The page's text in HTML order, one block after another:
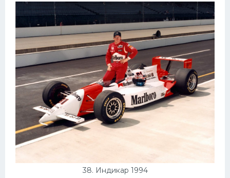
38. Индикар 1994